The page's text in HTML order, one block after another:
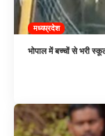
मध्यप्रदेश
भोपाल में बच्चों से भरी